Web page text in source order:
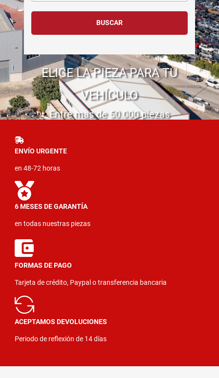
ELIGE LA PIEZA PARA TU
VEHÍCULO
Entre mas de 50.000 piezas
ENVÍO URGENTE
en 48-72 horas
6 MESES DE GARANTÍA
en todas nuestras piezas
FORMAS DE PAGO
Tarjeta de crédito, Paypal o transferencia bancaria
ACEPTAMOS DEVOLUCIONES
Periodo de reflexión de 14 días